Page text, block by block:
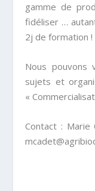
gamme de
fidéliser …
2j de formation !
Nous pouvons
sujets et
«
Contact :